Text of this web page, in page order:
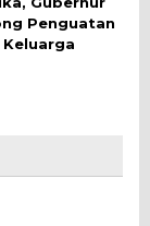
Penguatan